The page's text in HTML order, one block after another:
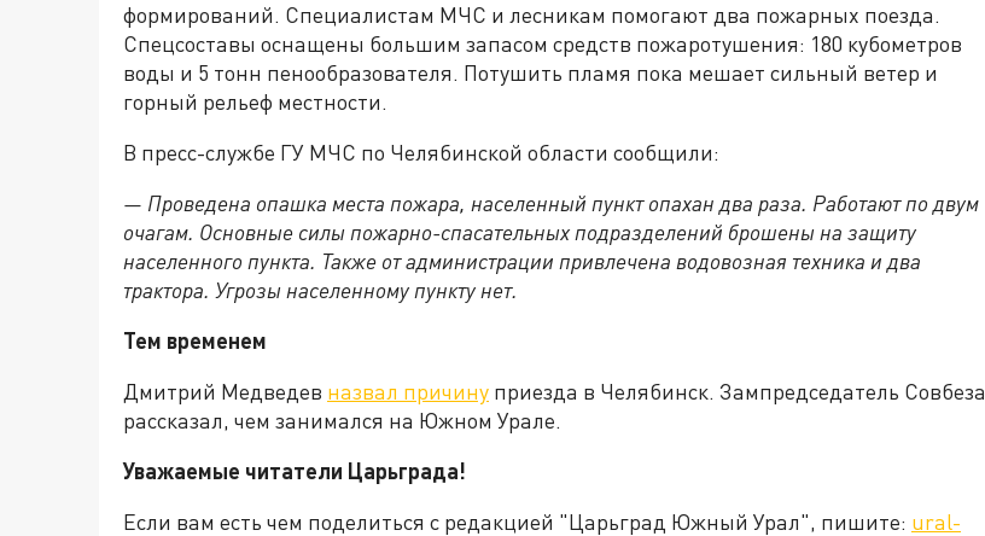
формирований. Специалистам МЧС и лесникам помогают два пожарных поезда.
Спецсоставы оснащены большим запасом средств пожаротушения: 180 кубометров
воды и 5 тонн пенообразователя. Потушить пламя пока мешает сильный ветер и
горный рельеф местности.
В пресс-службе ГУ МЧС по Челябинской области сообщили:
— Проведена опашка места пожара, населенный пункт опахан два раза. Работают по двум
очагам. Основные силы пожарно-спасательных подразделений брошены на защиту
населенного пункта. Также от администрации привлечена водовозная техника и два
трактора. Угрозы населенному пункту нет.
Тем временем
Дмитрий Медведев назвал причину приезда в Челябинск. Зампредседатель Совбеза
рассказал, чем занимался на Южном Урале.
Уважаемые читатели Царьграда!
Если вам есть чем поделиться с редакцией "Царьград Южный Урал", пишите: ural-